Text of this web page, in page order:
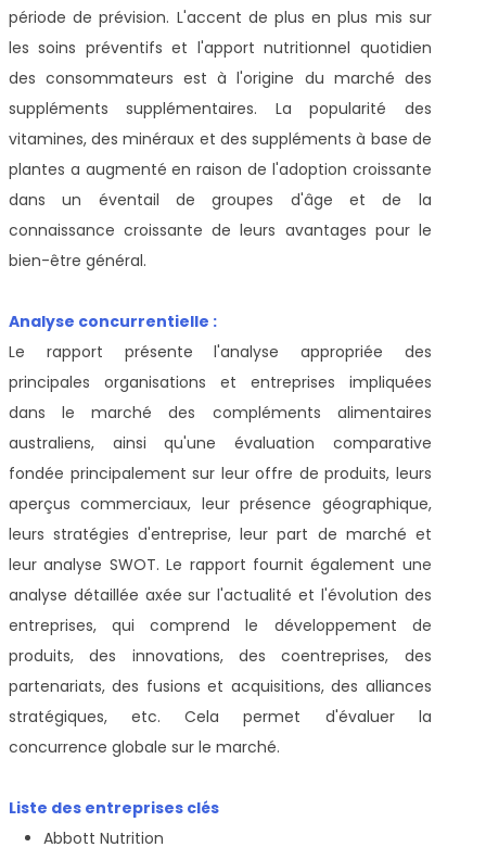
période de prévision. L'accent de plus en plus mis sur
les soins préventifs et l'apport nutritionnel quotidien
des consommateurs est à l'origine du marché des
suppléments supplémentaires. La popularité des
vitamines, des minéraux et des suppléments à base de
plantes a augmenté en raison de l'adoption croissante
dans un éventail de groupes d'âge et de la
connaissance croissante de leurs avantages pour le
bien-être général.
Analyse concurrentielle :
Le rapport présente l'analyse appropriée des
principales organisations et entreprises impliquées
dans le marché des compléments alimentaires
australiens, ainsi qu'une évaluation comparative
fondée principalement sur leur offre de produits, leurs
aperçus commerciaux, leur présence géographique,
leurs stratégies d'entreprise, leur part de marché et
leur analyse SWOT. Le rapport fournit également une
analyse détaillée axée sur l'actualité et l'évolution des
entreprises, qui comprend le développement de
produits, des innovations, des coentreprises, des
partenariats, des fusions et acquisitions, des alliances
stratégiques, etc. Cela permet d'évaluer la
concurrence globale sur le marché.
Liste des entreprises clés
Abbott Nutrition